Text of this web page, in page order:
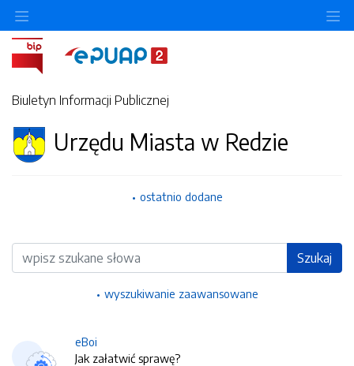
Biuletyn Informacji Publicznej
Urzędu Miasta w Redzie
ostatnio dodane
Wyszukiwarka Szukaj
wyszukiwanie zaawansowane
eBoi
Jak załatwić sprawę?